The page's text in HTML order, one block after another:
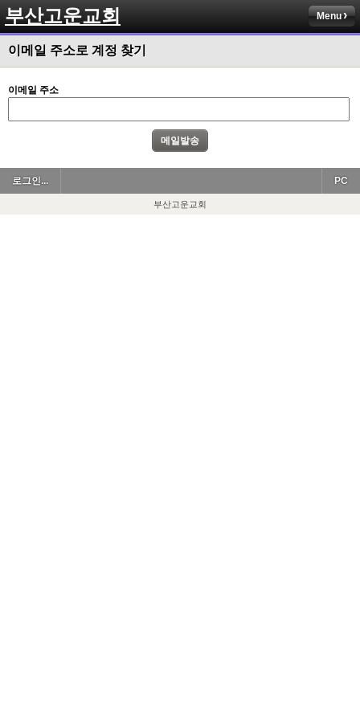
부산고운교회 Menu
이메일 주소로 계정 찾기
이메일 주소
로그인... PC
부산고운교회